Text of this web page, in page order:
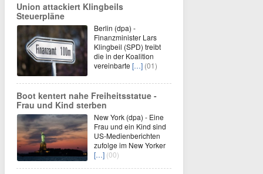
Union attackiert Klingbeils
Steuerpläne
Berlin (dpa) -
Finanzminister Lars
Klingbeil (SPD) treibt
die in der Koalition
vereinbarte […] (01)
Boot kentert nahe Freiheitsstatue -
Frau und Kind sterben
New York (dpa) - Eine
Frau und ein Kind sind
US-Medienberichten
zufolge im New Yorker
[…] (00)